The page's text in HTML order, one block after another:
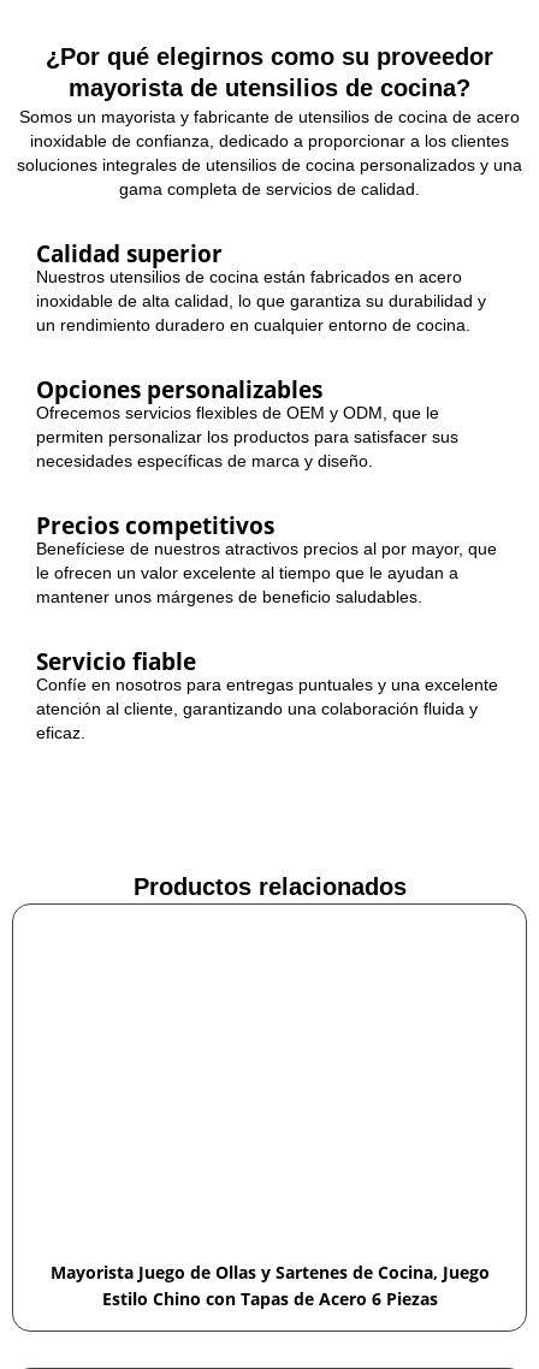
¿Por qué elegirnos como su proveedor
mayorista de utensilios de cocina?
Somos un mayorista y fabricante de utensilios de cocina de acero
inoxidable de confianza, dedicado a proporcionar a los clientes
soluciones integrales de utensilios de cocina personalizados y una
gama completa de servicios de calidad.
Calidad superior
Nuestros utensilios de cocina están fabricados en acero
inoxidable de alta calidad, lo que garantiza su durabilidad y
un rendimiento duradero en cualquier entorno de cocina.
Opciones personalizables
Ofrecemos servicios flexibles de OEM y ODM, que le
permiten personalizar los productos para satisfacer sus
necesidades específicas de marca y diseño.
Precios competitivos
Benefíciese de nuestros atractivos precios al por mayor, que
le ofrecen un valor excelente al tiempo que le ayudan a
mantener unos márgenes de beneficio saludables.
Servicio fiable
Confíe en nosotros para entregas puntuales y una excelente
atención al cliente, garantizando una colaboración fluida y
eficaz.
Productos relacionados
Mayorista Juego de Ollas y Sartenes de Cocina, Juego
Estilo Chino con Tapas de Acero 6 Piezas